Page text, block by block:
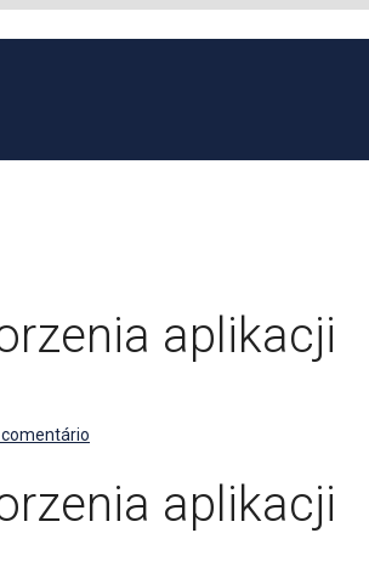
aplikacji
aplikacji